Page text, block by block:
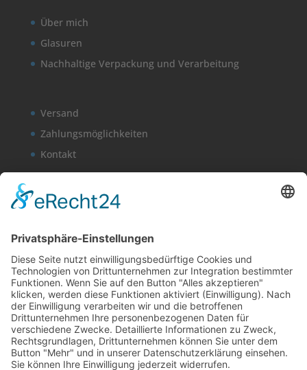
Über mich
Glasuren
Nachhaltige Verpackung und Verarbeitung
Versand
Zahlungsmöglichkeiten
Kontakt
Mein Konto
Warenkorb
Newsletter
AGB
Widerrufsbelehrung
Datenschutzerklärung